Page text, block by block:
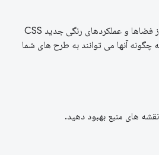
همه موتورهای اصلی اکنون از فضاها و عملکردهای رنگی جدید CSS
چگونه آنها می توانند به طرح های شما
های منبع بهبود دهید.